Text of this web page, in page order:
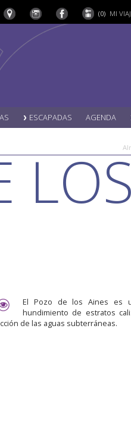
(0) MI
ESCAPADAS AGENDA
El Pozo de los Aines es
hundimiento de estratos
de las aguas subterráneas.